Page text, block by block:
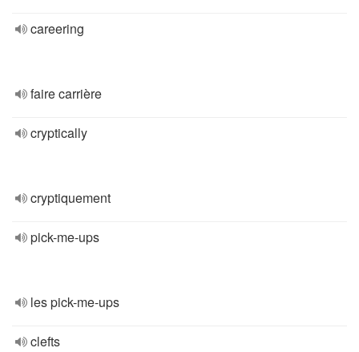
careering
faire carrière
cryptically
cryptiquement
pick-me-ups
les pick-me-ups
clefts